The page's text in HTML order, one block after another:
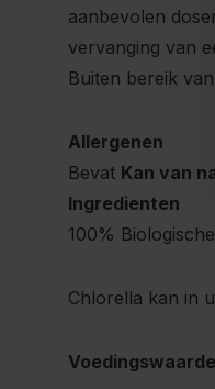
aanbevolen
vervanging van
Buiten bereik
Allergenen
Bevat Kan van
Ingredienten
100%
Chlorella kan in